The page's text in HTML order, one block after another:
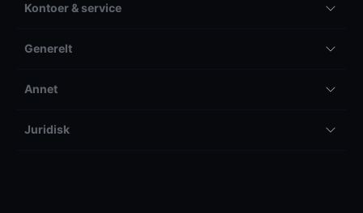
Kontoer & service
Generelt
Annet
Juridisk